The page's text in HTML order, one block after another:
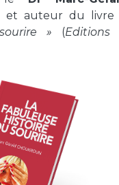
et auteur du
»
(